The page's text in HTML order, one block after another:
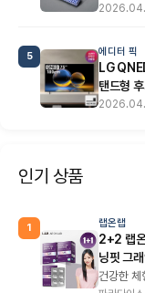
5 에디터 픽
LG
탠드형
인기 상품
1 랩온랩
2+2 랩
닝핏 그
건강한 체